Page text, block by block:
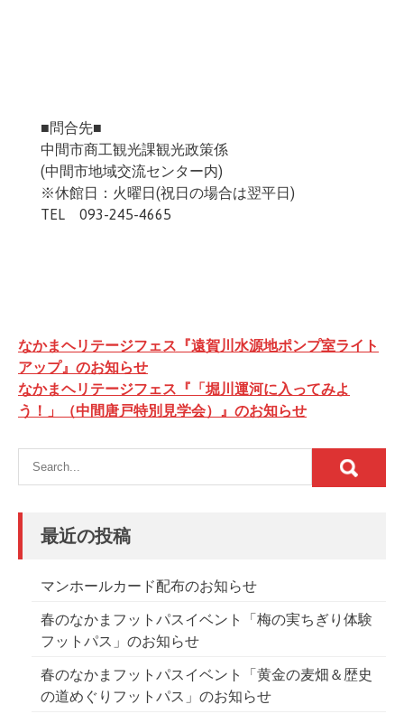
■問合先■
中間市商工観光課観光政策係
(中間市地域交流センター内)
※休館日：火曜日(祝日の場合は翌平日)
TEL 093-245-4665
投
稿
ナ
ビ
ゲ
ー
シ
ョ
ン
なかまヘリテージフェス『遠賀川水源地ポンプ室ライト
アップ』のお知らせ
なかまヘリテージフェス『「堀川運河に入ってみよ
う！」（中間唐戸特別見学会）』のお知らせ
最近の投稿
マンホールカード配布のお知らせ
春のなかまフットパスイベント「梅の実ちぎり体験
フットパス」のお知らせ
春のなかまフットパスイベント「黄金の麦畑＆歴史
の道めぐりフットパス」のお知らせ